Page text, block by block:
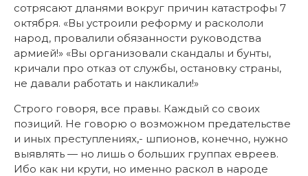
сотрясают дланями вокруг причин катастрофы 7
октября. «Вы устроили реформу и раскололи
народ, провалили обязанности руководства
армией!» «Вы организовали скандалы и бунты,
кричали про отказ от службы, остановку страны,
не давали работать и накликали!»
Строго говоря, все правы. Каждый со своих
позиций. Не говорю о возможном предательстве
и иных преступлениях,- шпионов, конечно, нужно
выявлять — но лишь о больших группах евреев.
Ибо как ни крути, но именно раскол в народе